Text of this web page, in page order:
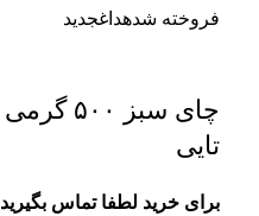
فروخته شدهداغجدید
تایی
برای خرید لطفا تماس بگیرید